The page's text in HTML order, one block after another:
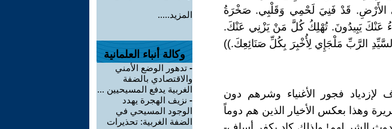
الأَرْضِ. قَدْ فَنِيَ لَحْمِي وَقَلْبِي. صَخْرَةُ
عَنْكَ يَبِيدُونَ. تُهْلِكُ كُلَّ مَنْ يَزْنِي عَنْكَ.
الرَّبِّ مَلْجَإِي لِأُخْبِرَ بِكُلِّ صَنَائِعِكَ.))
فجور الأغنياء وشرهم دون
وهذا بعكس الأخيار الذين هم دوماً
المزيد.....
وكالة أنباء العلمانية
- تدهور الوضع الأمني
والاقتصادي بالضفة
الغربية يدفع المسيحيين ...
- نزيف الهجرة يهدد
الوجود المسيحي في
الضفة الغربية: تحذيرات